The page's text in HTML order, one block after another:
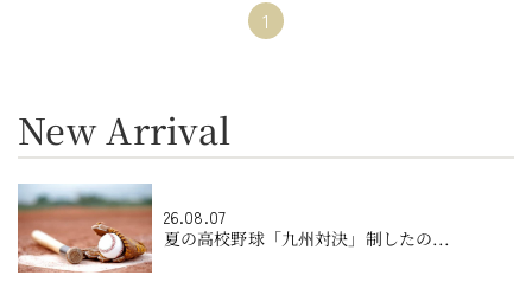
1
New Arrival
26.08.07
夏の高校野球「九州対決」制したの...